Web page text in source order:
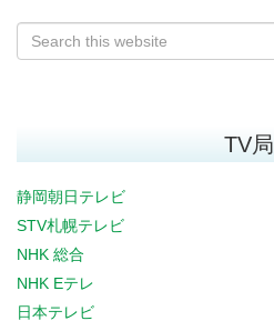
TV局
静岡朝日テレビ
STV札幌テレビ
NHK 総合
NHK Eテレ
日本テレビ